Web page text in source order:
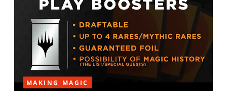
MAKING MAGIC